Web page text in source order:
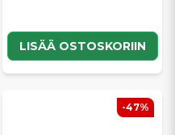
LISÄÄ OSTOSKORIIN
-47%